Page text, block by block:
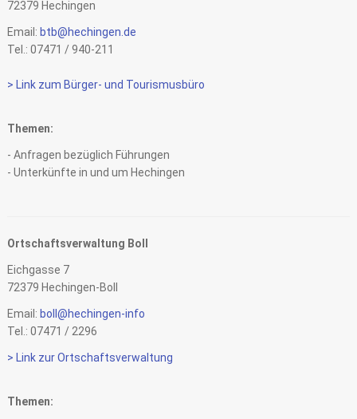
72379 Hechingen
Email: btb@hechingen.de
Tel.: 07471 / 940-211
> Link zum Bürger- und Tourismusbüro
Themen:
- Anfragen bezüglich Führungen
- Unterkünfte in und um Hechingen
Ortschaftsverwaltung Boll
Eichgasse 7
72379 Hechingen-Boll
Email: boll@hechingen-info
Tel.: 07471 / 2296
> Link zur Ortschaftsverwaltung
Themen: